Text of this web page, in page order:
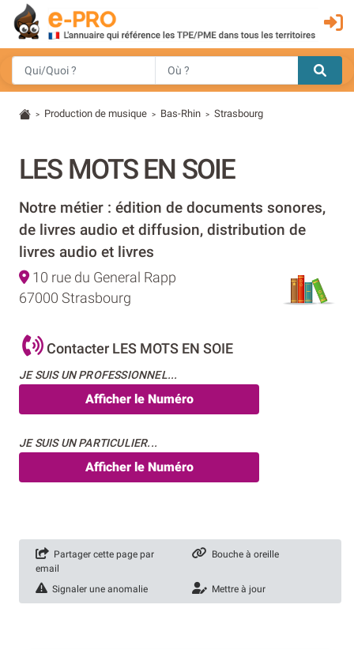
> Production de musique > Bas-Rhin > Strasbourg
LES MOTS EN SOIE
Notre métier : édition de documents sonores,
de livres audio et diffusion, distribution de
livres audio et livres
10 rue du General Rapp
67000 Strasbourg
Contacter LES MOTS EN SOIE
JE SUIS UN PROFESSIONNEL...
Afficher le Numéro
JE SUIS UN PARTICULIER...
Afficher le Numéro
Partager cette page par
email
Bouche à oreille
Signaler une anomalie Mettre à jour